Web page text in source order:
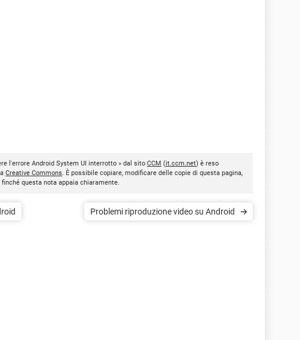
l'errore Android System UI interrotto » dal sito CCM (it.ccm.net) è reso
Creative Commons. È possibile copiare, modificare delle copie di questa pagina,
questa nota appaia chiaramente.
Problemi riproduzione video su Android